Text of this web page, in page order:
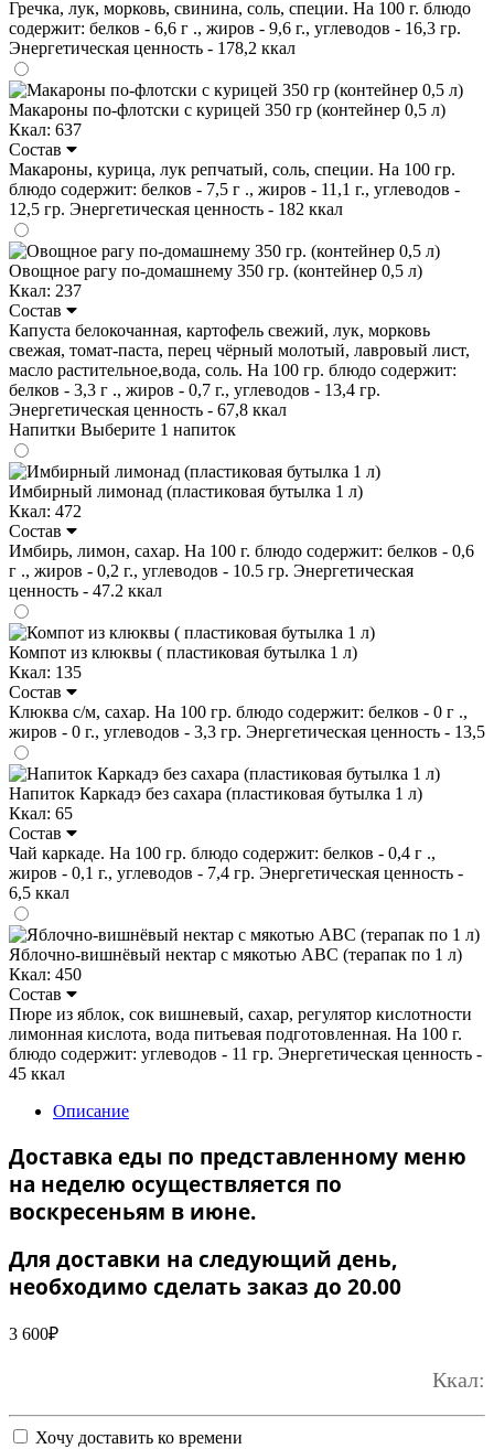
Гречка, лук, морковь, свинина, соль, специи. На 100 г. блюдо
содержит: белков - 6,6 г ., жиров - 9,6 г., углеводов - 16,3 гр.
Энергетическая ценность - 178,2 ккал
Макароны по-флотски с курицей 350 гр (контейнер 0,5 л)
Ккал: 637
Состав
Макароны, курица, лук репчатый, соль, специи. На 100 гр.
блюдо содержит: белков - 7,5 г ., жиров - 11,1 г., углеводов -
12,5 гр. Энергетическая ценность - 182 ккал
Овощное рагу по-домашнему 350 гр. (контейнер 0,5 л)
Ккал: 237
Состав
Капуста белокочанная, картофель свежий, лук, морковь
свежая, томат-паста, перец чёрный молотый, лавровый лист,
масло растительное,вода, соль. На 100 гр. блюдо содержит:
белков - 3,3 г ., жиров - 0,7 г., углеводов - 13,4 гр.
Энергетическая ценность - 67,8 ккал
Напитки Выберите 1 напиток
Имбирный лимонад (пластиковая бутылка 1 л)
Ккал: 472
Состав
Имбирь, лимон, сахар. На 100 г. блюдо содержит: белков - 0,6
г ., жиров - 0,2 г., углеводов - 10.5 гр. Энергетическая
ценность - 47.2 ккал
Компот из клюквы ( пластиковая бутылка 1 л)
Ккал: 135
Состав
Клюква с/м, сахар. На 100 гр. блюдо содержит: белков - 0 г .,
жиров - 0 г., углеводов - 3,3 гр. Энергетическая ценность - 13,5
Напиток Каркадэ без сахара (пластиковая бутылка 1 л)
Ккал: 65
Состав
Чай каркаде. На 100 гр. блюдо содержит: белков - 0,4 г .,
жиров - 0,1 г., углеводов - 7,4 гр. Энергетическая ценность -
6,5 ккал
Яблочно-вишнёвый нектар с мякотью ABC (терапак по 1 л)
Ккал: 450
Состав
Пюре из яблок, сок вишневый, сахар, регулятор кислотности
лимонная кислота, вода питьевая подготовленная. На 100 г.
блюдо содержит: углеводов - 11 гр. Энергетическая ценность -
45 ккал
Описание
Доставка еды по представленному меню
на неделю осуществляется по
воскресеньям в июне.
Для доставки на следующий день,
необходимо сделать заказ до 20.00
3 600₽
Ккал:
Хочу доставить ко времени